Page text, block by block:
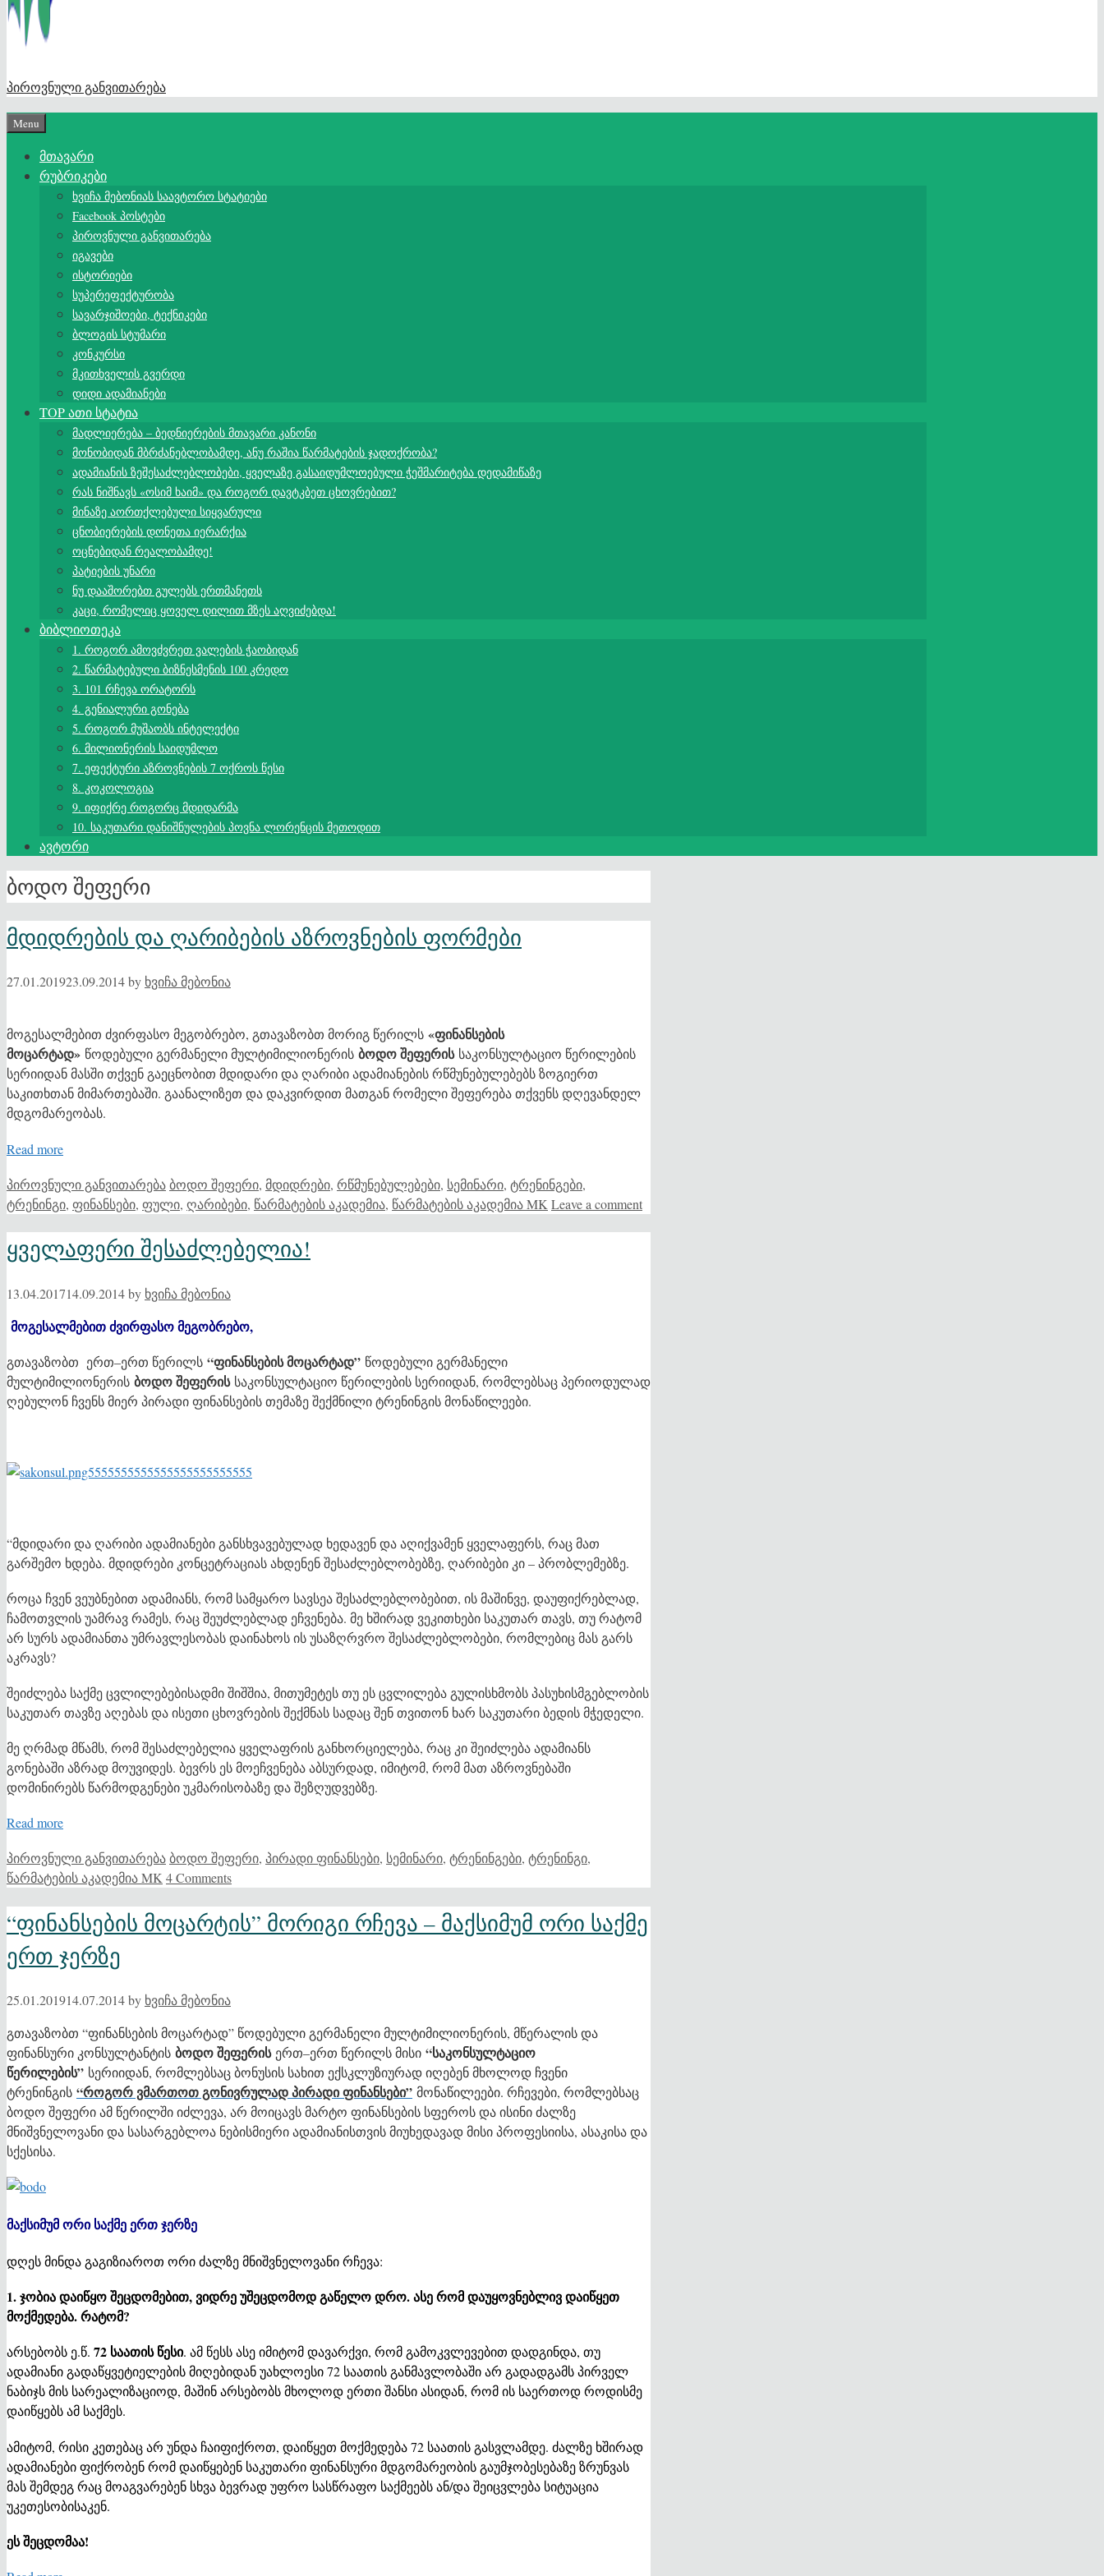
პიროვნული განვითარება
Menu
მთავარი
რუბრიკები
ხვიჩა მებონიას საავტორო სტატიები
Facebook პოსტები
პიროვნული განვითარება
იგავები
ისტორიები
სუპერეფექტურობა
სავარჯიშოები, ტექნიკები
ბლოგის სტუმარი
კონკურსი
მკითხველის გვერდი
დიდი ადამიანები
TOP ათი სტატია
მადლიერება – ბედნიერების მთავარი კანონი
მონობიდან მბრძანებლობამდე, ანუ რაშია წარმატების ჯადოქრობა?
ადამიანის ზეშესაძლებლობები, ყველაზე გასაიდუმლოებული ჭეშმარიტება დედამიწაზე
რას ნიშნავს «ოსიმ ხაიმ» და როგორ დავტკბეთ ცხოვრებით?
მინაზე აორთქლებული სიყვარული
ცნობიერების დონეთა იერარქია
ოცნებიდან რეალობამდე!
პატიების უნარი
ნუ დააშორებთ გულებს ერთმანეთს
კაცი, რომელიც ყოველ დილით მზეს აღვიძებდა!
ბიბლიოთეკა
1. როგორ ამოვძვრეთ ვალების ჭაობიდან
2. წარმატებული ბიზნესმენის 100 კრედო
3. 101 რჩევა ორატორს
4. გენიალური გონება
5. როგორ მუშაობს ინტელექტი
6. მილიონერის საიდუმლო
7. ეფექტური აზროვნების 7 ოქროს წესი
8. კოკოლოგია
9. იფიქრე როგორც მდიდარმა
10. საკუთარი დანიშნულების პოვნა ლორენცის მეთოდით
ავტორი
ბოდო შეფერი
მდიდრების და ღარიბების აზროვნების ფორმები
27.01.201923.09.2014by ხვიჩა მებონია
მოგესალმებით ძვირფასო მეგობრებო, გთავაზობთ მორიგ წერილს «ფინანსების
მოცარტად» წოდებული გერმანელი მულტიმილიონერის ბოდო შეფერის საკონსულტაციო წერილების
სერიიდან მასში თქვენ გაეცნობით მდიდარი და ღარიბი ადამიანების რწმუნებულებებს ზოგიერთ
საკითხთან მიმართებაში. გაანალიზეთ და დაკვირდით მათგან რომელი შეფერება თქვენს დღევანდელ
მდგომარეობას.
Read more
Categories
პიროვნული განვითარებაTags
ბოდო შეფერი, მდიდრები, რწმუნებულებები, სემინარი, ტრენინგები,
ტრენინგი, ფინანსები, ფული, ღარიბები, წარმატების აკადემია, წარმატების აკადემია MK Leave a comment
ყველაფერი შესაძლებელია!
13.04.201714.09.2014by ხვიჩა მებონია
მოგესალმებით ძვირფასო მეგობრებო,
გთავაზობთ ერთ–ერთ წერილს “ფინანსების მოცარტად” წოდებული გერმანელი
მულტიმილიონერის ბოდო შეფერის საკონსულტაციო წერილების სერიიდან, რომლებსაც პერიოდულად
ღებულონ ჩვენს მიერ პირადი ფინანსების თემაზე შექმნილი ტრენინგის მონაწილეები.
“მდიდარი და ღარიბი ადამიანები განსხვავებულად ხედავენ და აღიქვამენ ყველაფერს, რაც მათ
გარშემო ხდება. მდიდრები კონცეტრაციას ახდენენ შესაძლებლობებზე, ღარიბები კი – პრობლემებზე.
როცა ჩვენ ვეუბნებით ადამიანს, რომ სამყარო სავსეა შესაძლებლობებით, ის მაშინვე, დაუფიქრებლად,
ჩამოთვლის უამრავ რამეს, რაც შეუძლებლად ეჩვენება. მე ხშირად ვეკითხები საკუთარ თავს, თუ რატომ
არ სურს ადამიანთა უმრავლესობას დაინახოს ის უსაზღრვრო შესაძლებლობები, რომლებიც მას გარს
აკრავს?
შეიძლება საქმე ცვლილებებისადმი შიშშია, მითუმეტეს თუ ეს ცვლილება გულისხმობს პასუხისმგებლობის
საკუთარ თავზე აღებას და ისეთი ცხოვრების შექმნას სადაც შენ თვითონ ხარ საკუთარი ბედის მჭედელი.
მე ღრმად მწამს, რომ შესაძლებელია ყველაფრის განხორციელება, რაც კი შეიძლება ადამიანს
გონებაში აზრად მოუვიდეს. ბევრს ეს მოეჩვენება აბსურდად, იმიტომ, რომ მათ აზროვნებაში
დომინირებს წარმოდგენები უკმარისობაზე და შეზღუდვებზე.
Read more
Categories
პიროვნული განვითარებაTags
ბოდო შეფერი, პირადი ფინანსები, სემინარი, ტრენინგები, ტრენინგი,
წარმატების აკადემია MK4 Comments
“ფინანსების მოცარტის” მორიგი რჩევა – მაქსიმუმ ორი საქმე
ერთ ჯერზე
25.01.201914.07.2014by ხვიჩა მებონია
გთავაზობთ “ფინანსების მოცარტად” წოდებული გერმანელი მულტიმილიონერის, მწერალის და
ფინანსური კონსულტანტის ბოდო შეფერისერთ–ერთ წერილს მისი “საკონსულტაციო
წერილების” სერიიდან, რომლებსაც ბონუსის სახით ექსკლუზიურად იღებენ მხოლოდ ჩვენი
ტრენინგის “როგორ ვმართოთ გონივრულად პირადი ფინანსები” მონაწილეები. რჩევები, რომლებსაც
ბოდო შეფერი ამ წერილში იძლევა, არ მოიცავს მარტო ფინანსების სფეროს და ისინი ძალზე
მნიშვნელოვანი და სასარგებლოა ნებისმიერი ადამიანისთვის მიუხედავად მისი პროფესიისა, ასაკისა და
სქესისა.
მაქსიმუმ ორი საქმე ერთ ჯერზე
დღეს მინდა გაგიზიაროთ ორი ძალზე მნიშვნელოვანი რჩევა:
1. ჯობია დაიწყო შეცდომებით, ვიდრე უშეცდომოდ გაწელო დრო. ასე რომ დაუყოვნებლივ დაიწყეთ
მოქმედება. რატომ?
არსებობს ე.წ. 72 საათის წესი. ამ წესს ასე იმიტომ დავარქვი, რომ გამოკვლევებით დადგინდა, თუ
ადამიანი გადაწყვეტიელების მიღებიდან უახლოესი 72 საათის განმავლობაში არ გადადგამს პირველ
ნაბიჯს მის სარეალიზაციოდ, მაშინ არსებობს მხოლოდ ერთი შანსი ასიდან, რომ ის საერთოდ როდისმე
დაიწყებს ამ საქმეს.
ამიტომ, რისი კეთებაც არ უნდა ჩაიფიქროთ, დაიწყეთ მოქმედება 72 საათის გასვლამდე. ძალზე ხშირად
ადამიანები ფიქრობენ რომ დაიწყებენ საკუთარი ფინანსური მდგომარეობის გაუმჯობესებაზე ზრუნვას
მას შემდეგ რაც მოაგვარებენ სხვა ბევრად უფრო სასწრაფო საქმეებს ან/და შეიცვლება სიტუაცია
უკეთესობისაკენ.
ეს შეცდომაა!